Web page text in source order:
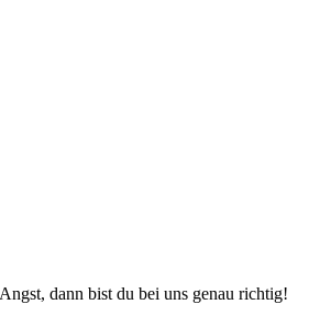
dann bist du bei uns genau richtig!